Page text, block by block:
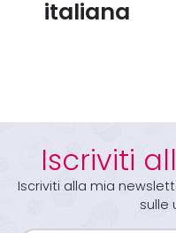
italiana
Iscriviti
Iscriviti alla mia
sulle